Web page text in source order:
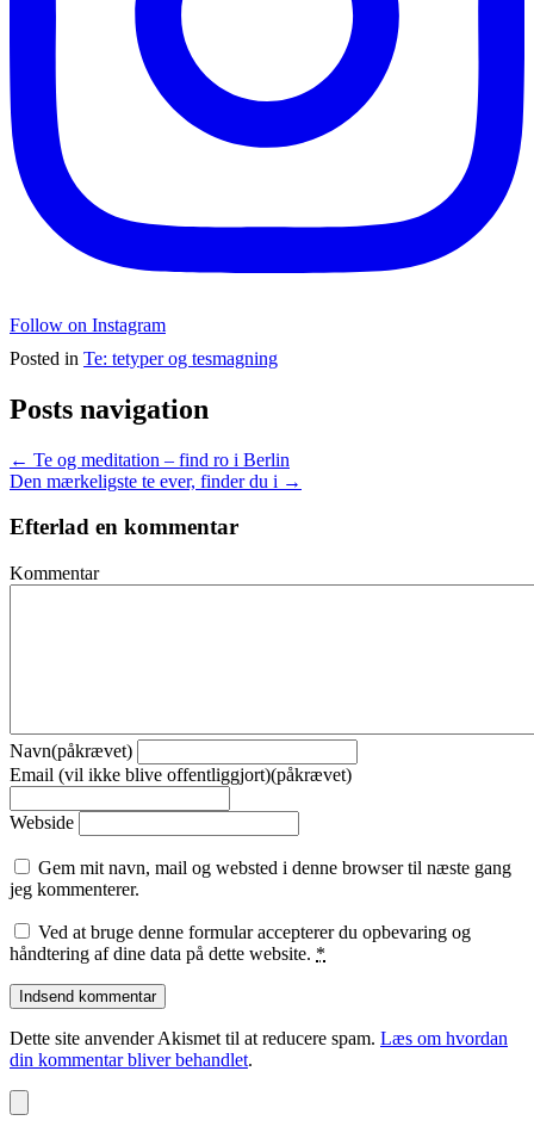
Follow on Instagram
Posted in Te: tetyper og tesmagning
Posts navigation
← Te og meditation – find ro i Berlin
Den mærkeligste te ever, finder du i →
Efterlad en kommentar
Kommentar
Navn(påkrævet)
Email (vil ikke blive offentliggjort)(påkrævet)
Webside
Gem mit navn, mail og websted i denne browser til næste gang
jeg kommenterer.
Ved at bruge denne formular accepterer du opbevaring og
håndtering af dine data på dette website. *
Dette site anvender Akismet til at reducere spam. Læs om hvordan
din kommentar bliver behandlet.